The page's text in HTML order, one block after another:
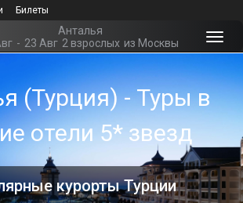
Билеты
Анталья
- 23 Авг 2 взрослых из Москвы
(Турция) - Туры в
отели 5* звезд
курорты Турции